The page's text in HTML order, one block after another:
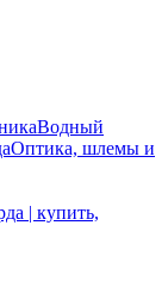
Водный
Оптика, шлемы и
| купить,